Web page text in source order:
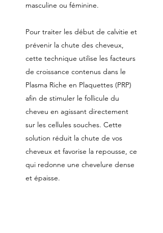
masculine ou féminine.
Pour traiter les début de calvitie et
prévenir la chute des cheveux,
cette technique utilise les facteurs
de croissance contenus dans le
Plasma Riche en Plaquettes (PRP)
afin de stimuler le follicule du
cheveu en agissant directement
sur les cellules souches. Cette
solution réduit la chute de vos
cheveux et favorise la repousse, ce
qui redonne une chevelure dense
et épaisse.